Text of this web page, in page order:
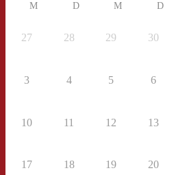
M D M D
27 28 29 30
3 4 5 6
10 11 12 13
17 18 19 20